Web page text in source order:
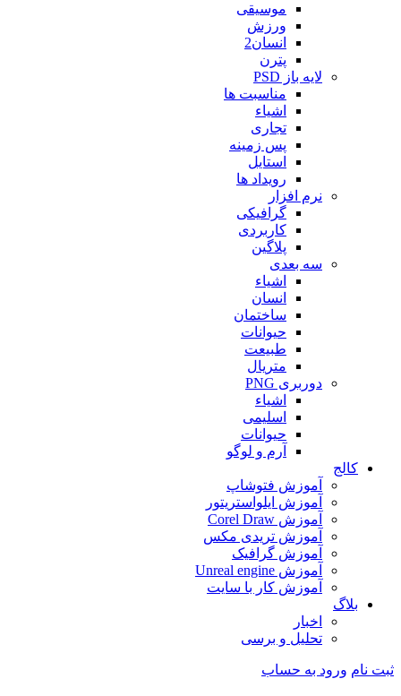
موسیقی
ورزش
انسان2
پترن
لایه باز PSD
مناسبت ها
اشیاء
تجاری
پس زمینه
استایل
رویداد ها
نرم افزار
گرافیکی
کاربردی
پلاگین
سه بعدی
اشیاء
انسان
ساختمان
حیوانات
طبیعت
متریال
دوربری PNG
اشیاء
اسلیمی
حیوانات
آرم و لوگو
کالج
آموزش فتوشاپ
آموزش ایلواستریتور
آموزش Corel Draw
آموزش تریدی مکس
آموزش گرافیک
آموزش Unreal engine
آموزش کار با سایت
بلاگ
اخبار
تحلیل و برسی
ثبت نام ورود به حساب